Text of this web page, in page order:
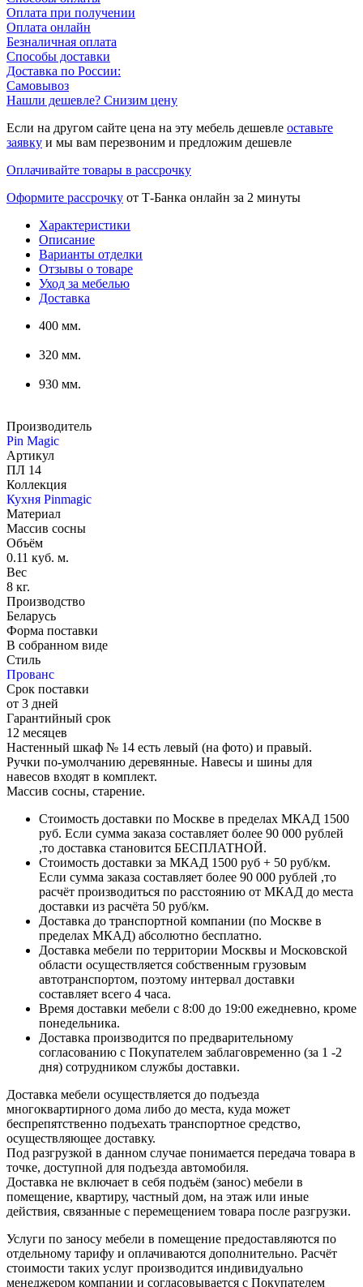
Оплата при получении
Оплата онлайн
Безналичная оплата
Способы доставки
Доставка по России:
Самовывоз
Нашли дешевле? Снизим цену
Если на другом сайте цена на эту мебель дешевле оставьте
заявку и мы вам перезвоним и предложим дешевле
Оплачивайте товары в рассрочку
Оформите рассрочку от Т-Банка онлайн за 2 минуты
Характеристики
Описание
Варианты отделки
Отзывы о товаре
Уход за мебелью
Доставка
400 мм.
320 мм.
930 мм.
Производитель
Pin Magic
Артикул
ПЛ 14
Коллекция
Кухня Pinmagic
Материал
Массив сосны
Объём
0.11 куб. м.
Вес
8 кг.
Производство
Беларусь
Форма поставки
В собранном виде
Стиль
Прованс
Срок поставки
от 3 дней
Гарантийный срок
12 месяцев
Настенный шкаф № 14 есть левый (на фото) и правый.
Ручки по-умолчанию деревянные. Навесы и шины для
навесов входят в комплект.
Массив сосны, старение.
Стоимость доставки по Москве в пределах МКАД 1500
руб. Если сумма заказа составляет более 90 000 рублей
,то доставка становится БЕСПЛАТНОЙ.
Стоимость доставки за МКАД 1500 руб + 50 руб/км.
Если сумма заказа составляет более 90 000 рублей ,то
расчёт производиться по расстоянию от МКАД до места
доставки из расчёта 50 руб/км.
Доставка до транспортной компании (по Москве в
пределах МКАД) абсолютно бесплатно.
Доставка мебели по территории Москвы и Московской
области осуществляется собственным грузовым
автотранспортом, поэтому интервал доставки
составляет всего 4 часа.
Время доставки мебели с 8:00 до 19:00 ежедневно, кроме
понедельника.
Доставка производится по предварительному
согласованию с Покупателем заблаговременно (за 1 -2
дня) сотрудником службы доставки.
Доставка мебели осуществляется до подъезда
многоквартирного дома либо до места, куда может
беспрепятственно подъехать транспортное средство,
осуществляющее доставку.
Под разгрузкой в данном случае понимается передача товара в
точке, доступной для подъезда автомобиля.
Доставка не включает в себя подъём (занос) мебели в
помещение, квартиру, частный дом, на этаж или иные
действия, связанные с перемещением товара после разгрузки.
Услуги по заносу мебели в помещение предоставляются по
отдельному тарифу и оплачиваются дополнительно. Расчёт
стоимости таких услуг производится индивидуально
менеджером компании и согласовывается с Покупателем